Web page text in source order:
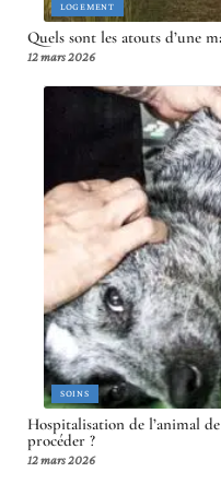
LOGEMENT
Quels sont les atouts d’une
12 mars 2026
SOINS
Hospitalisation de l’animal
procéder ?
12 mars 2026